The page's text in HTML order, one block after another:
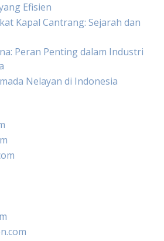
Efisien
Kapal Cantrang: Sejarah dan
Peran Penting dalam Industri
Nelayan di Indonesia